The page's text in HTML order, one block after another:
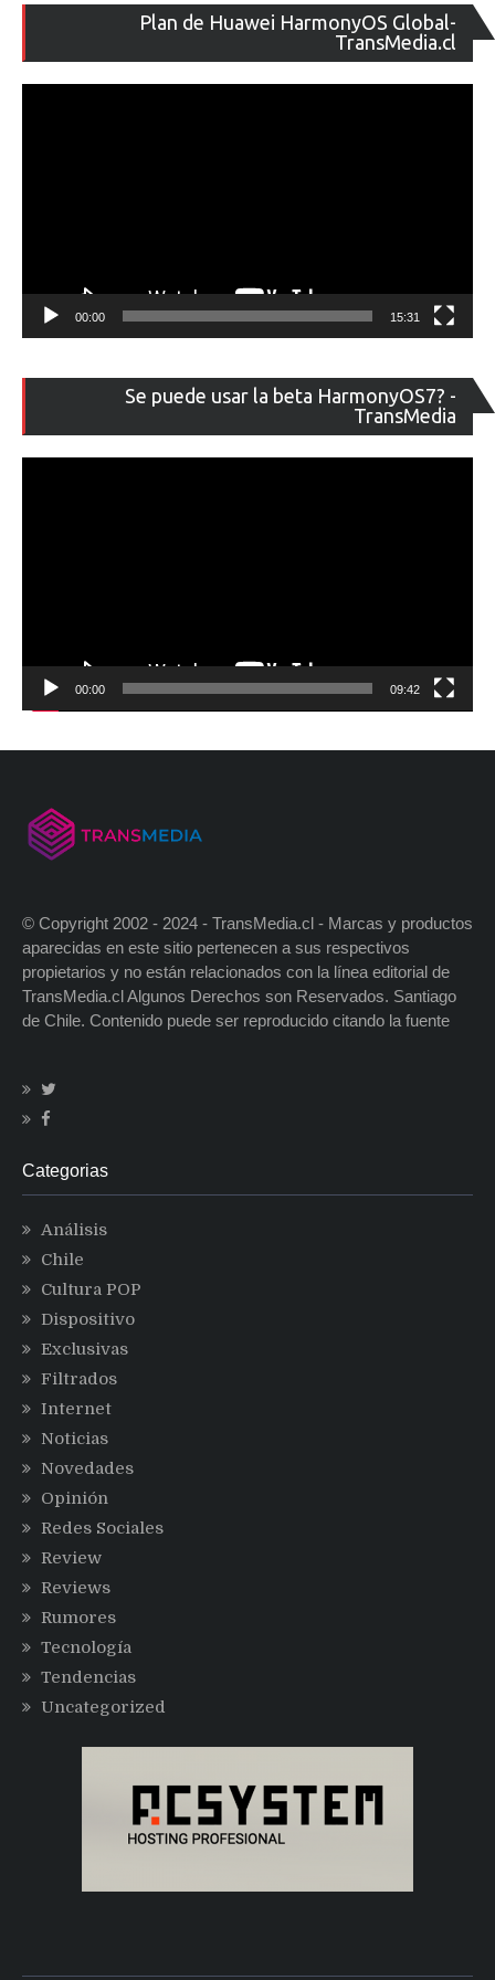
Plan de Huawei HarmonyOS Global-
TransMedia.cl
de
00:00 15:31
Se puede usar la beta HarmonyOS7? -
TransMedia
de
00:00 09:42
© Copyright 2002 - 2024 - TransMedia.cl - Marcas y productos
aparecidas en este sitio pertenecen a sus respectivos
propietarios y no están relacionados con la línea editorial de
TransMedia.cl Algunos Derechos son Reservados. Santiago
de Chile. Contenido puede ser reproducido citando la fuente
Categorias
Análisis
Chile
Cultura POP
Dispositivo
Exclusivas
Filtrados
Internet
Noticias
Novedades
Opinión
Redes Sociales
Review
Reviews
Rumores
Tecnología
Tendencias
Uncategorized